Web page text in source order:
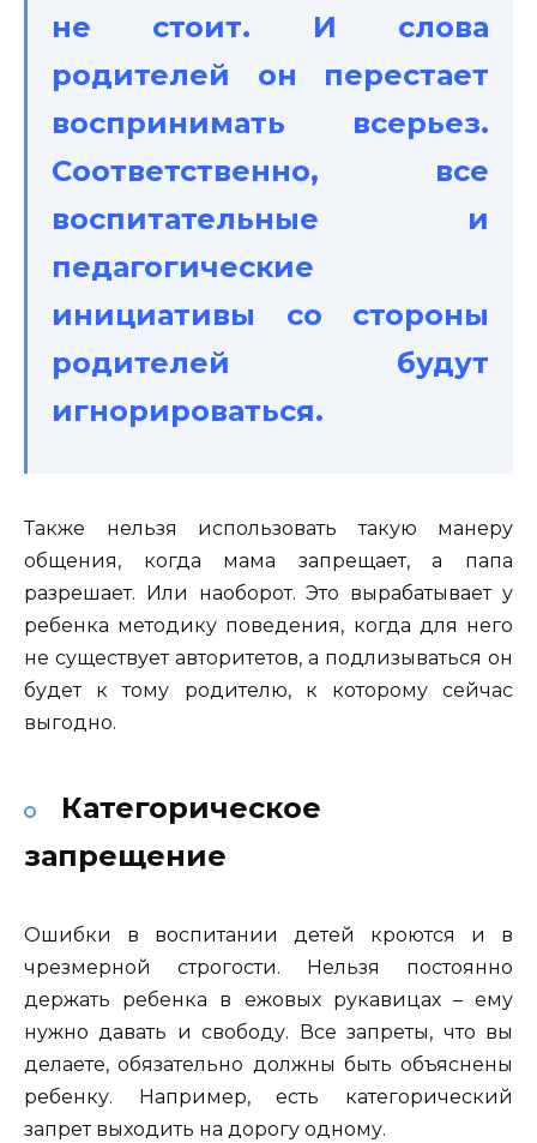
не стоит. И слова
родителей он перестает
воспринимать всерьез.
Соответственно, все
воспитательные и
педагогические
инициативы со стороны
родителей будут
игнорироваться.
Также нельзя использовать такую манеру
общения, когда мама запрещает, а папа
разрешает. Или наоборот. Это вырабатывает у
ребенка методику поведения, когда для него
не существует авторитетов, а подлизываться он
будет к тому родителю, к которому сейчас
выгодно.
Категорическое
запрещение
Ошибки в воспитании детей кроются и в
чрезмерной строгости. Нельзя постоянно
держать ребенка в ежовых рукавицах – ему
нужно давать и свободу. Все запреты, что вы
делаете, обязательно должны быть объяснены
ребенку. Например, есть категорический
запрет выходить на дорогу одному.